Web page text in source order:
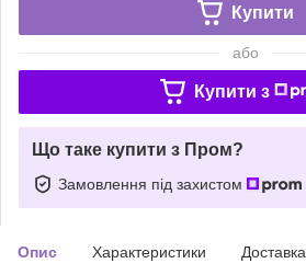
Купити
або
Купити з
Що таке купити з Пром?
Замовлення під захистом
Опис Характеристики Доставка